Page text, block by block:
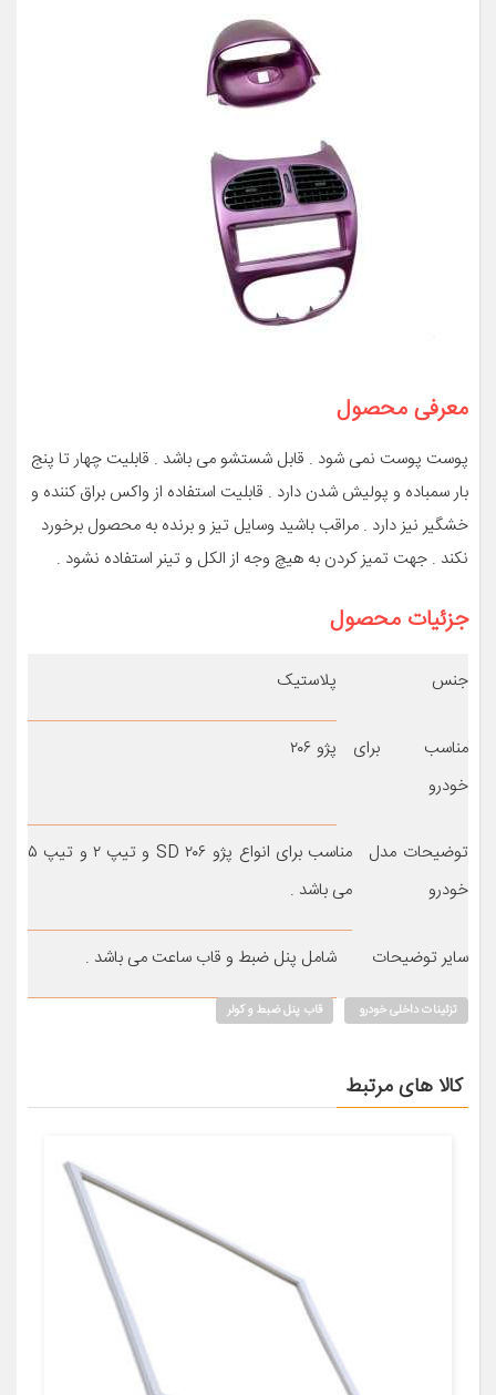
معرفی محصول
پوست پوست نمی شود . قابل شستشو می باشد . قابلیت چهار تا پنج
بار سمباده و پولیش شدن دارد . قابلیت استفاده از واکس براق کننده و
خشگیر نیز دارد . مراقب باشید وسایل تیز و برنده به محصول برخورد
نکند . جهت تمیز کردن به هیچ وجه از الکل و تینر استفاده نشود .
جزئیات محصول
جنس پلاستیک
مناسب برای
خودرو
پژو ۲۰۶
توضیحات مدل
خودرو
مناسب برای انواع پژو ۲۰۶ SD و تیپ ۲ و تیپ ۵
می باشد .
سایر توضیحات شامل پنل ضبط و قاب ساعت می باشد .
تزئینات داخلی خودرو قاب پنل ضبط و کولر
کالا های مرتبط